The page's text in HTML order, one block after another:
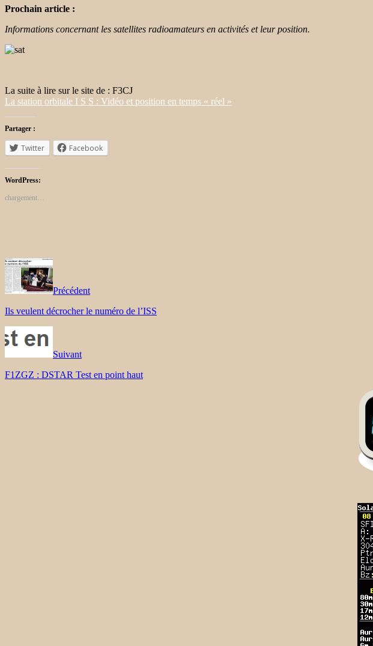
Prochain article :
Informations concernant les satellites radioamateurs en activités et leur position.
La suite à lire sur le site de : F3CJ
La station orbitale I S S : Vidéo et position en temps « réel »
Partager :
Twitter Facebook
WordPress:
chargement…
Précédent
Ils veulent décrocher le numéro de l’ISS
Suivant
F1ZGZ : DSTAR Test en point haut